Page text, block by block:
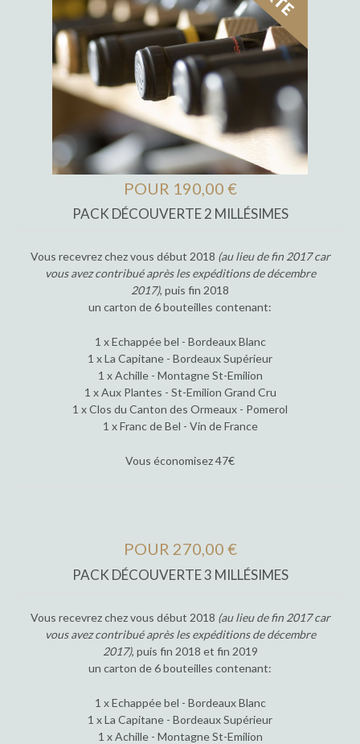
POUR 190,00 €
PACK DÉCOUVERTE 2 MILLÉSIMES
Vous recevrez chez vous début 2018 (au lieu de fin 2017 car
vous avez contribué après les expéditions de décembre
2017), puis fin 2018
un carton de 6 bouteilles contenant:
1 x Echappée bel - Bordeaux Blanc
1 x La Capitane - Bordeaux Supérieur
1 x Achille - Montagne St-Emilion
1 x Aux Plantes - St-Emilion Grand Cru
1 x Clos du Canton des Ormeaux - Pomerol
1 x Franc de Bel - Vin de France
Vous économisez 47€
POUR 270,00 €
PACK DÉCOUVERTE 3 MILLÉSIMES
Vous recevrez chez vous début 2018 (au lieu de fin 2017 car
vous avez contribué après les expéditions de décembre
2017), puis fin 2018 et fin 2019
un carton de 6 bouteilles contenant:
1 x Echappée bel - Bordeaux Blanc
1 x La Capitane - Bordeaux Supérieur
1 x Achille - Montagne St-Emilion